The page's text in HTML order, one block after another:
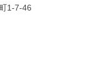
1-7-46